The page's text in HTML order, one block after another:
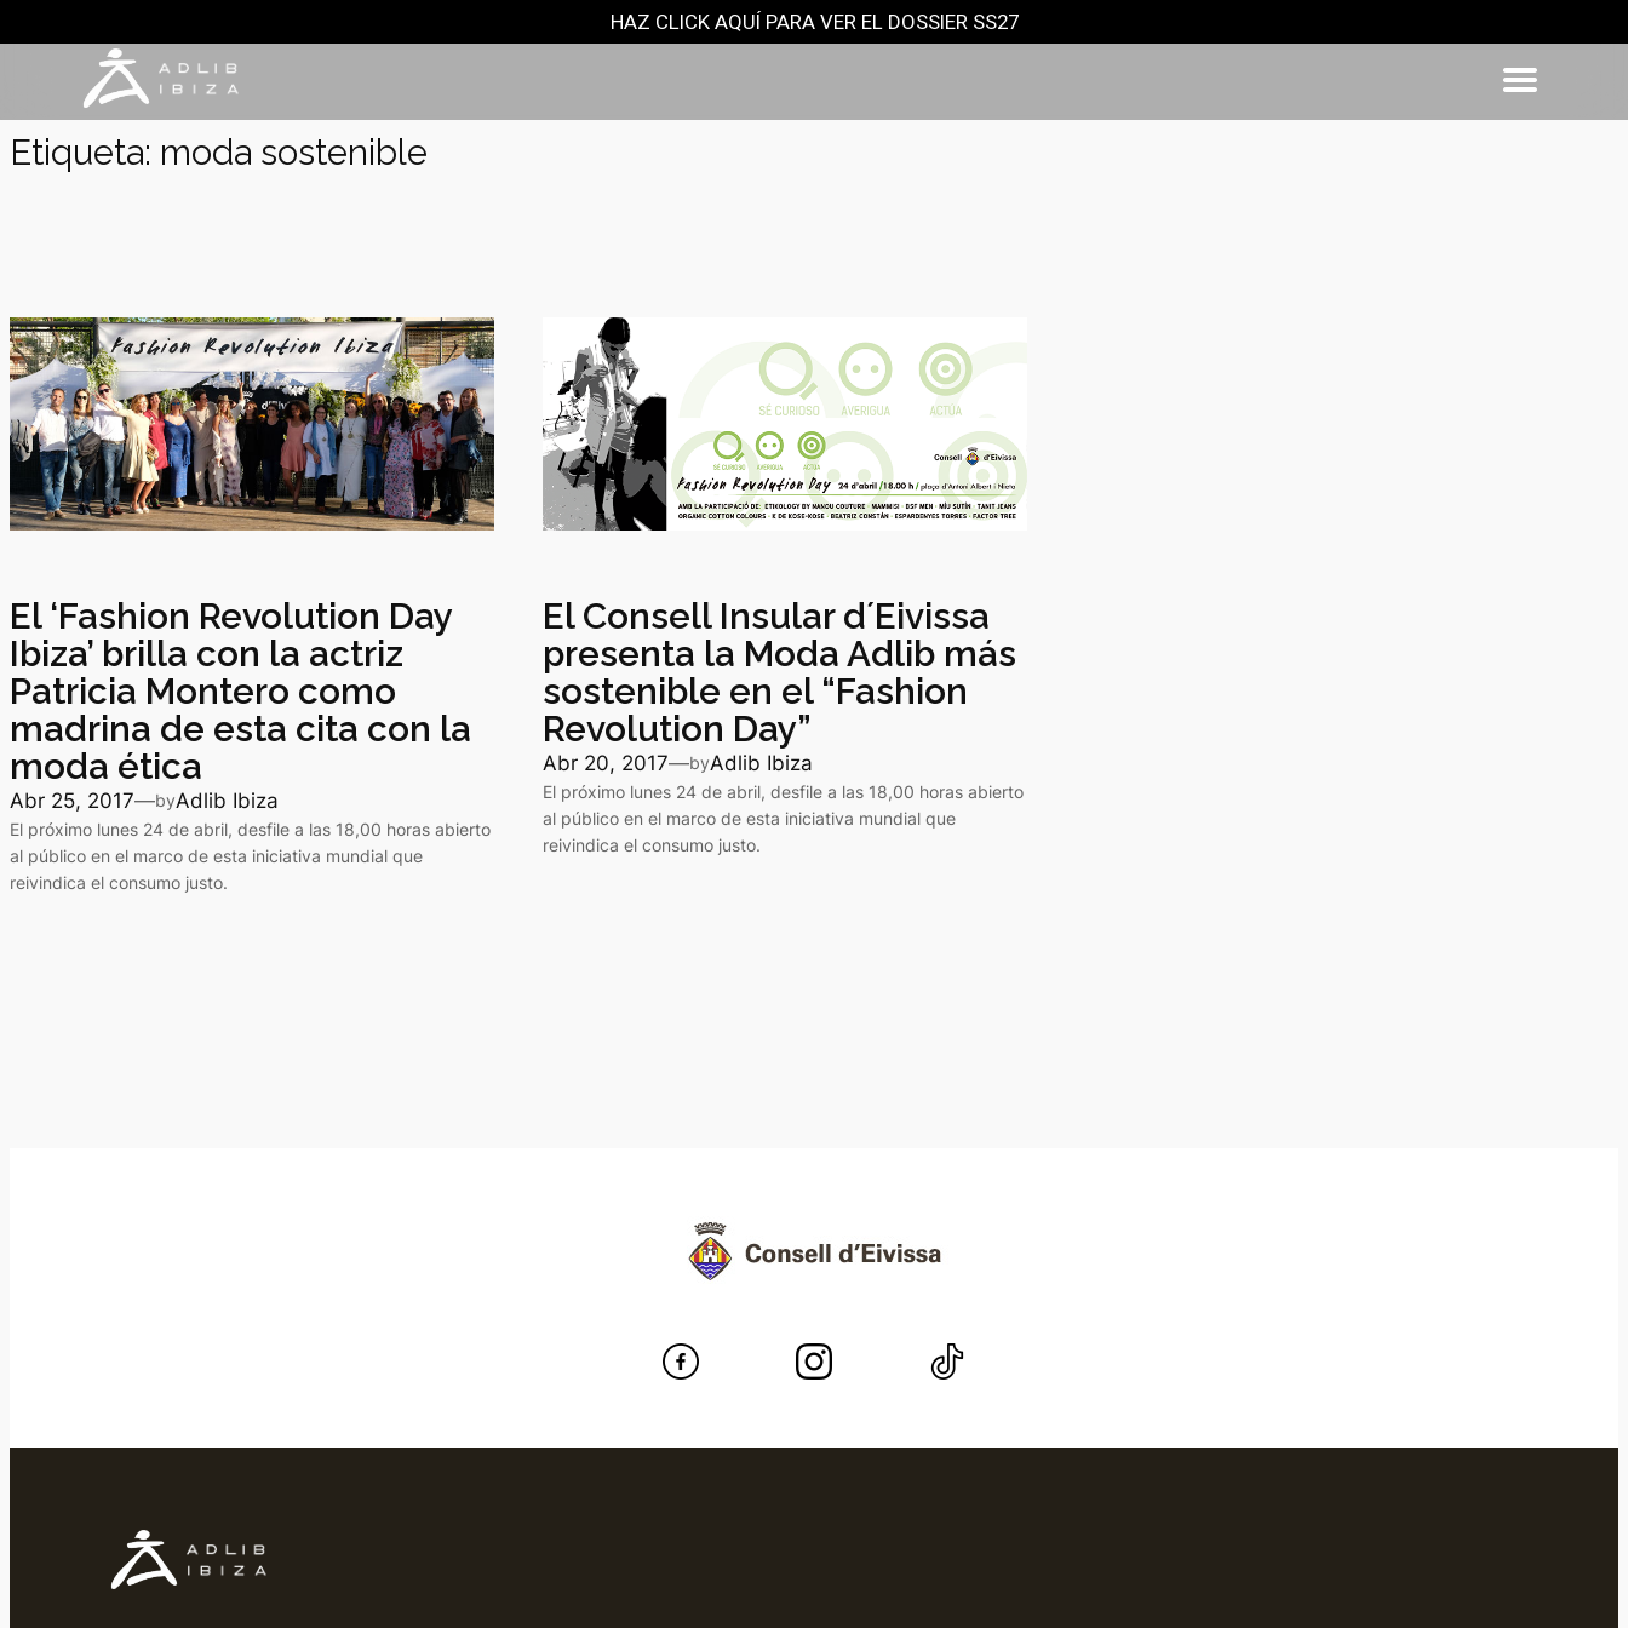
contenido
HAZ CLICK AQUÍ PARA VER EL DOSSIER SS27
Etiqueta: moda sostenible
El ‘Fashion Revolution Day
Ibiza’ brilla con la actriz
Patricia Montero como
madrina de esta cita con la
moda ética
Abr 25, 2017—byAdlib Ibiza
El próximo lunes 24 de abril, desfile a las 18,00 horas abierto
al público en el marco de esta iniciativa mundial que
reivindica el consumo justo.
El Consell Insular d´Eivissa
presenta la Moda Adlib más
sostenible en el “Fashion
Revolution Day”
Abr 20, 2017—byAdlib Ibiza
El próximo lunes 24 de abril, desfile a las 18,00 horas abierto
al público en el marco de esta iniciativa mundial que
reivindica el consumo justo.